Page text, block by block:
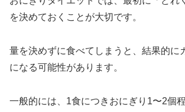
を決めておくことが大切です。
量を決めずに食べてしまうと、結果的に
になる可能性があります。
一般的には、1食につきおにぎり1〜2個